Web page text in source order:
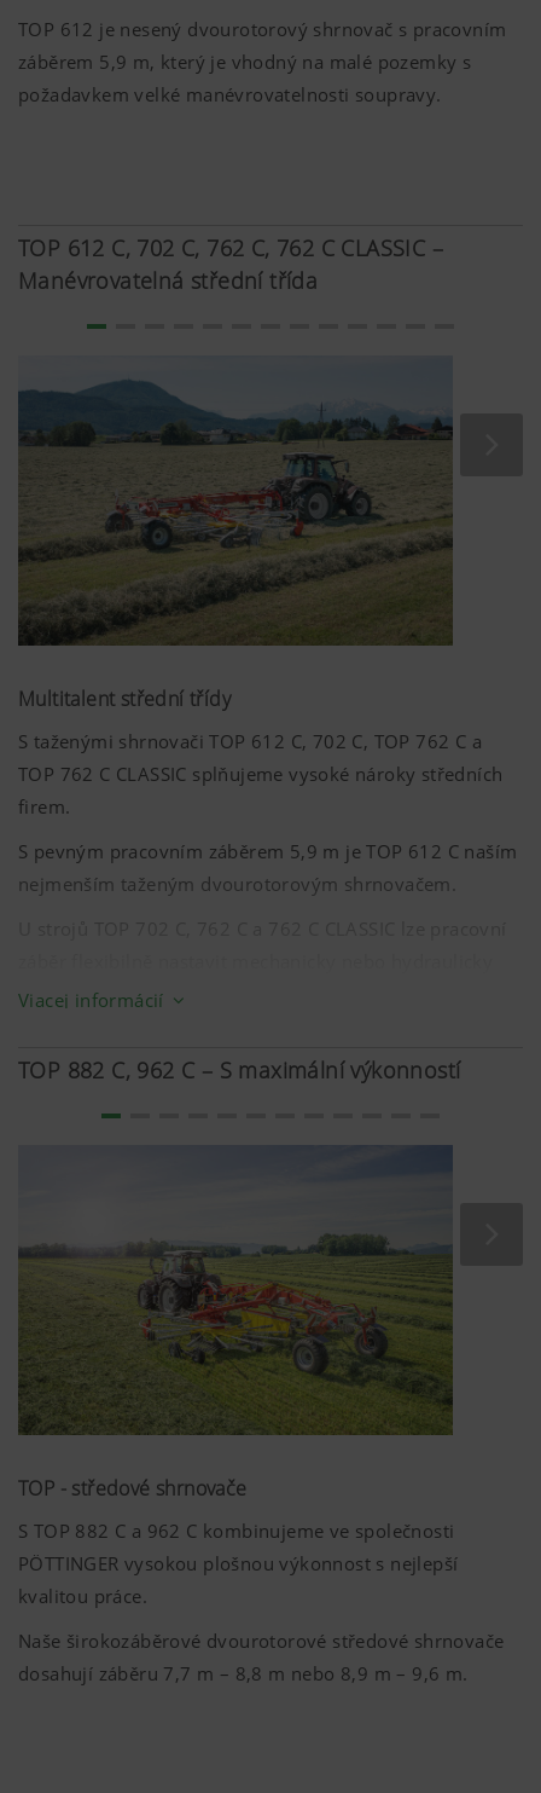
Chceme neustále zlepšovat uživatelskou
přívětivost a výkon našich webových stránek.
Používáme proto analytické technologie (včetně
Viac informácií
Chceme vám ukázat relevantní obsah na našich
cookies) některých partnerských společností.
přizpůsoben vašemu chování při používání.
YouTube 6 Mesiace
TOP 612 je nesený dvourotorový shrnovač s pracovním
záběrem 5,9 m, který je vhodný na malé pozemky s
požadavkem velké manévrovatelnosti soupravy.
TOP 612 C, 702 C, 762 C, 762 C CLASSIC –
Manévrovatelná střední třída
Multitalent střední třídy
S taženými shrnovači TOP 612 C, 702 C, TOP 762 C a
TOP 762 C CLASSIC splňujeme vysoké nároky středních
firem.
S pevným pracovním záběrem 5,9 m je TOP 612 C naším
nejmenším taženým dvourotorovým shrnovačem.
tak, aby vyhovoval každé situaci.
Viacej informácií
TOP 882 C, 962 C – S maximální výkonností
TOP - středové shrnovače
S TOP 882 C a 962 C kombinujeme ve společnosti
PÖTTINGER vysokou plošnou výkonnost s nejlepší
kvalitou práce.
Naše širokozáběrové dvourotorové středové shrnovače
dosahují záběru 7,7 m – 8,8 m nebo 8,9 m – 9,6 m.